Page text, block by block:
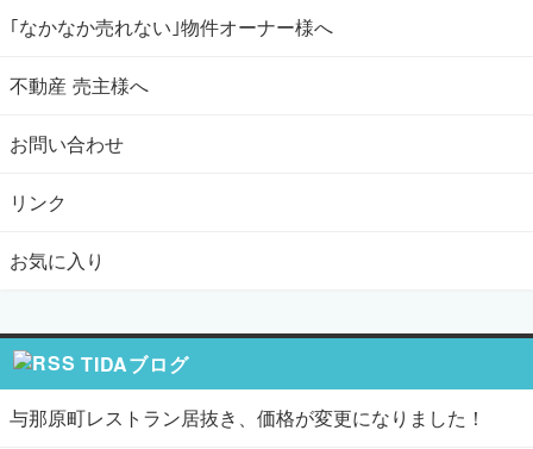
｢なかなか売れない｣物件オーナー様へ
不動産 売主様へ
お問い合わせ
リンク
お気に入り
TIDAブログ
与那原町レストラン居抜き、価格が変更になりました！